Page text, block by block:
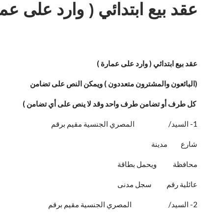
عقد بيع ابتدائي ( وارد على
عقد بيع ابتدائي ( وارد على عمارة )
(البائعون والمشترون متعددون ) ويمكن النص على تضامن
كل طرف أو تضامن طرف واحد وقد لا ينص على أي تضامن )
1- السيد/ المصري الجنسية مقيم برقم
شارع مدينة
محافظة ويحمل بطاقة
عائلية رقم سجل مدنى
2- السيد/ المصري الجنسية مقيم برقم